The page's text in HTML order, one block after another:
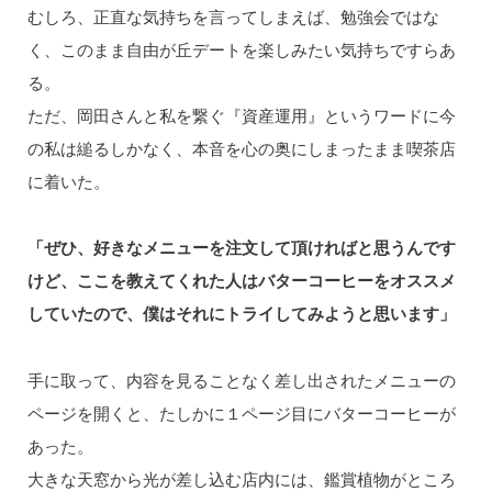
むしろ、正直な気持ちを言ってしまえば、勉強会ではな
く、このまま自由が丘デートを楽しみたい気持ちですらあ
る。
ただ、岡田さんと私を繋ぐ『資産運用』というワードに今
の私は縋るしかなく、本音を心の奥にしまったまま喫茶店
に着いた。
「ぜひ、好きなメニューを注文して頂ければと思うんです
けど、ここを教えてくれた人はバターコーヒーをオススメ
していたので、僕はそれにトライしてみようと思います」
手に取って、内容を見ることなく差し出されたメニューの
ページを開くと、たしかに１ページ目にバターコーヒーが
あった。
大きな天窓から光が差し込む店内には、鑑賞植物がところ